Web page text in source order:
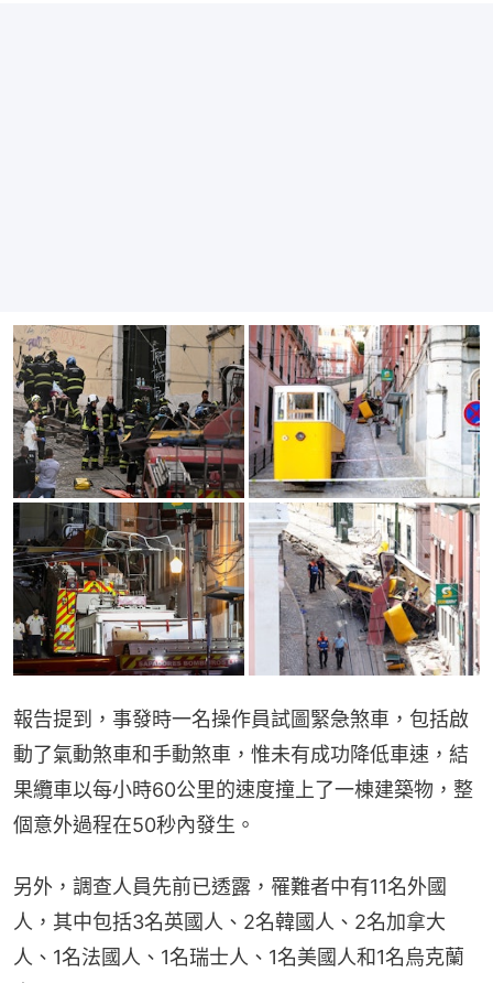
報告提到，事發時一名操作員試圖緊急煞車，包括啟
動了氣動煞車和手動煞車，惟未有成功降低車速，結
果纜車以每小時60公里的速度撞上了一棟建築物，整
個意外過程在50秒內發生。
另外，調查人員先前已透露，罹難者中有11名外國
人，其中包括3名英國人、2名韓國人、2名加拿大
人、1名法國人、1名瑞士人、1名美國人和1名烏克蘭